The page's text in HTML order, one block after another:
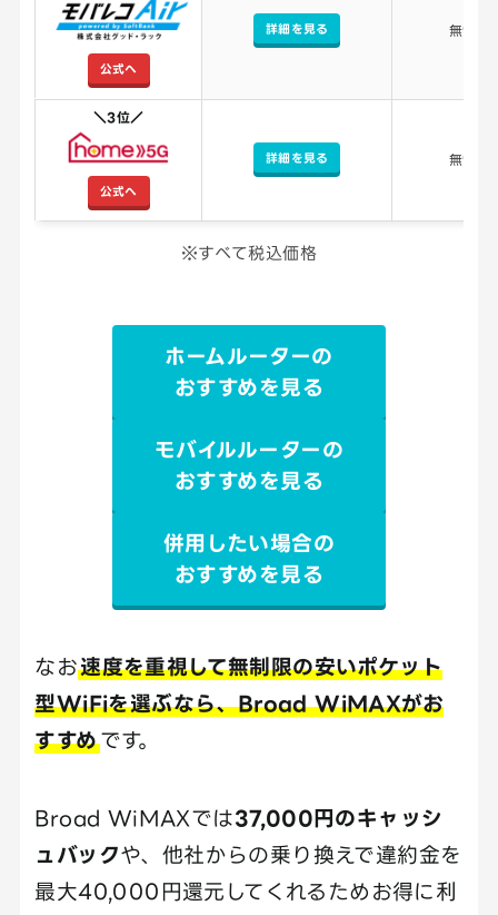
公式へ
詳細を見る 無制限
＼3位／
公式へ
詳細を見る 無制限
※すべて税込価格
ホームルーターの
おすすめを見る
モバイルルーターの
おすすめを見る
併用したい場合の
おすすめを見る
なお速度を重視して無制限の安いポケット
型WiFiを選ぶなら、Broad WiMAXがお
すすめです。
Broad WiMAXでは37,000円のキャッシ
ュバックや、他社からの乗り換えで違約金を
最大40,000円還元してくれるためお得に利